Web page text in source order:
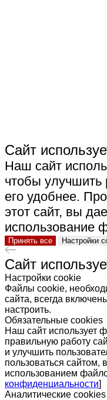
Сайт
Наш сайт
чтобы улучшить
его удобнее.
этот сайт, вы
использование
Принять все Настройки
Сайт
Настройки cookie
Файлы cookie,
сайта, всегда
настроить.
Обязательные cookies
Наш сайт использует
правильную работу
и улучшить
пользоваться сайтом,
использованием
конфиденциальности]
Аналитические cookies